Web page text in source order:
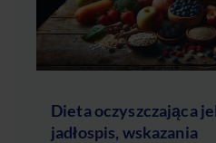
Dieta oczyszczająca
jadłospis, wskazania